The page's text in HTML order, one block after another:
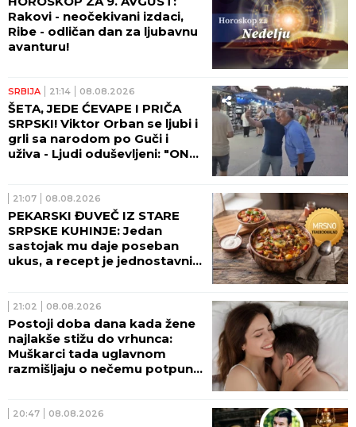
Rakovi - neočekivani izdaci,
Ribe - odličan dan za ljubavnu
avanturu!
SRBIJA 21:14 08.08.2026
ŠETA, JEDE ĆEVAPE I PRIČA
SRPSKI! Viktor Orban se ljubi i
grli sa narodom po Guči i
uživa - Ljudi oduševljeni: "ON
21:07 08.08.2026
PEKARSKI ĐUVEČ IZ STARE
SRPSKE KUHINJE: Jedan
sastojak mu daje poseban
ukus, a recept je jednostavniji
21:02 08.08.2026
Postoji doba dana kada žene
najlakše stižu do vrhunca:
Muškarci tada uglavnom
razmišljaju o nečemu potpuno
20:47 08.08.2026